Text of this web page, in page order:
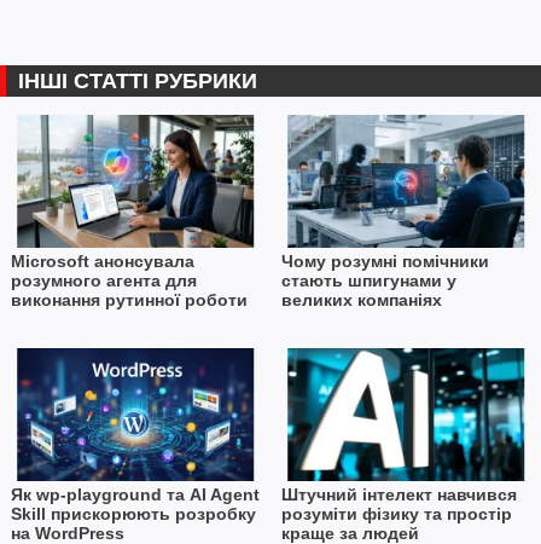
ІНШІ СТАТТІ РУБРИКИ
Microsoft анонсувала
розумного агента для
виконання рутинної роботи
Чому розумні помічники
стають шпигунами у
великих компаніях
Як wp-playground та AI Agent
Skill прискорюють розробку
на WordPress
Штучний інтелект навчився
розуміти фізику та простір
краще за людей